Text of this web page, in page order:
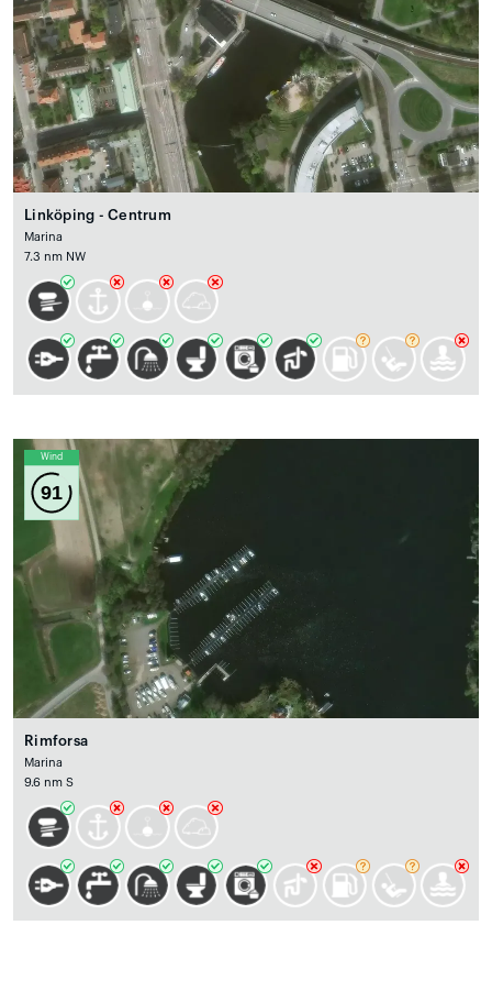
Linköping - Centrum
Marina
7.3 nm NW
Wind
91
Rimforsa
Marina
9.6 nm S